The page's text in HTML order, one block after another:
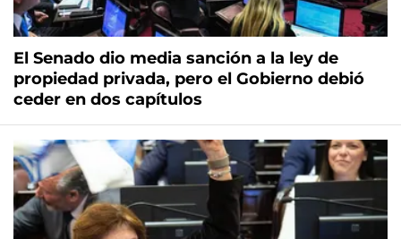
El Senado dio media sanción a la ley de
propiedad privada, pero el Gobierno debió
ceder en dos capítulos